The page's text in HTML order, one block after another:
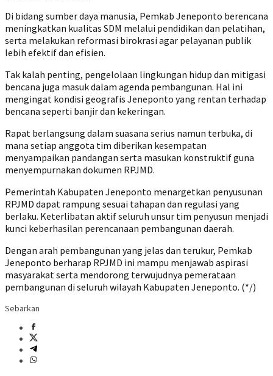
‎Di bidang sumber daya manusia, Pemkab Jeneponto berencana
meningkatkan kualitas SDM melalui pendidikan dan pelatihan,
serta melakukan reformasi birokrasi agar pelayanan publik
lebih efektif dan efisien.
Tak kalah penting, pengelolaan lingkungan hidup dan mitigasi
bencana juga masuk dalam agenda pembangunan. Hal ini
mengingat kondisi geografis Jeneponto yang rentan terhadap
bencana seperti banjir dan kekeringan.
Rapat berlangsung dalam suasana serius namun terbuka, di
mana setiap anggota tim diberikan kesempatan
menyampaikan pandangan serta masukan konstruktif guna
menyempurnakan dokumen RPJMD.
‎Pemerintah Kabupaten Jeneponto menargetkan penyusunan
RPJMD dapat rampung sesuai tahapan dan regulasi yang
berlaku. Keterlibatan aktif seluruh unsur tim penyusun menjadi
kunci keberhasilan perencanaan pembangunan daerah.
‎Dengan arah pembangunan yang jelas dan terukur, Pemkab
Jeneponto berharap RPJMD ini mampu menjawab aspirasi
masyarakat serta mendorong terwujudnya pemerataan
pembangunan di seluruh wilayah Kabupaten Jeneponto. (*/)
Sebarkan